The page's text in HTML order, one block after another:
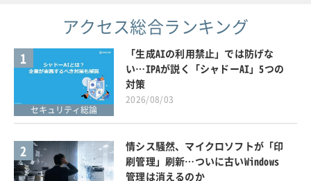
アクセス総合ランキング
1
セキュリティ総論
「生成AIの利用禁止」では防げな
い…IPAが説く「シャドーAI」5つの
対策
2026/08/03
2
情シス騒然、マイクロソフトが「印
刷管理」刷新…ついに古いWindows
管理は消えるのか